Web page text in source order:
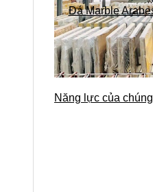
Năng lực của
Đá Marble